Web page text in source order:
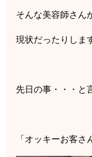
そんな美容師さん
現状だったりしま
先日の事・・・と
「オッキーお客さ